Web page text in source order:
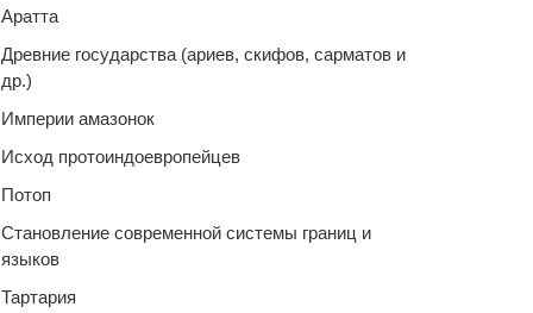
Аратта
Древние государства (ариев, скифов, сарматов и
др.)
Империи амазонок
Исход протоиндоевропейцев
Потоп
Становление современной системы границ и
языков
Тартария